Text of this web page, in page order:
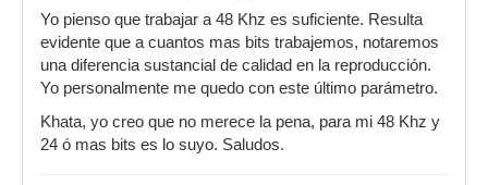
Yo pienso que trabajar a 48 Khz es suficiente. Resulta
evidente que a cuantos mas bits trabajemos, notaremos
una diferencia sustancial de calidad en la reproducción.
Yo personalmente me quedo con este último parámetro.
Khata, yo creo que no merece la pena, para mi 48 Khz y
24 ó mas bits es lo suyo. Saludos.